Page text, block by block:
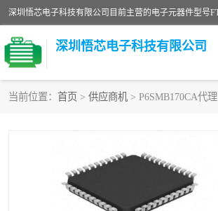
深圳悟芯电子科技有限公司
当前位置： 首页 > 供应商机 > P6SMB170CA代理
FT32F